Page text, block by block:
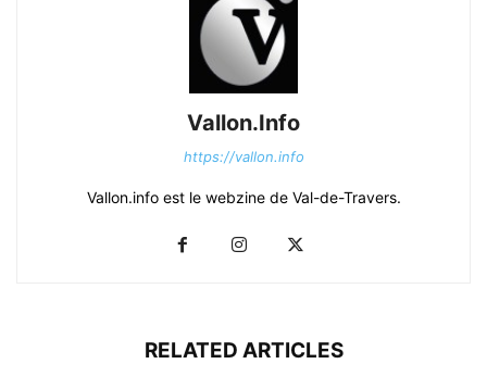
Vallon.Info
https://vallon.info
Vallon.info est le webzine de Val-de-Travers.
RELATED ARTICLES